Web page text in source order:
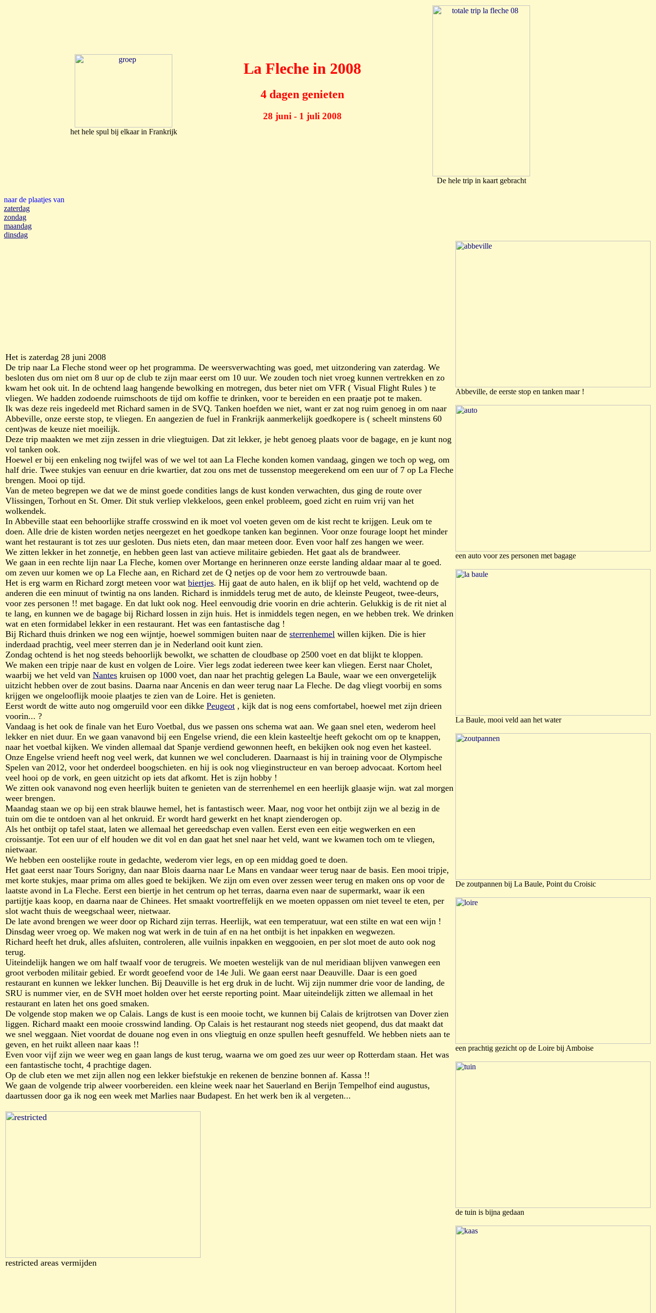
het hele spul bij elkaar in Frankrijk
La Fleche in 2008
4 dagen genieten
28 juni - 1 juli 2008
De hele trip in kaart gebracht
naar de plaatjes van
zaterdag
zondag
maandag
dinsdag
Het is zaterdag 28 juni 2008
De trip naar La Fleche stond weer op het programma. De weersverwachting was goed, met uitzondering van zaterdag. We
besloten dus om niet om 8 uur op de club te zijn maar eerst om 10 uur. We zouden toch niet vroeg kunnen vertrekken en zo
kwam het ook uit. In de ochtend laag hangende bewolking en motregen, dus beter niet om VFR ( Visual Flight Rules ) te
vliegen. We hadden zodoende ruimschoots de tijd om koffie te drinken, voor te bereiden en een praatje pot te maken.
Ik was deze reis ingedeeld met Richard samen in de SVQ. Tanken hoefden we niet, want er zat nog ruim genoeg in om naar
Abbeville, onze eerste stop, te vliegen. En aangezien de fuel in Frankrijk aanmerkelijk goedkopere is ( scheelt minstens 60
cent)was de keuze niet moeilijk.
Deze trip maakten we met zijn zessen in drie vliegtuigen. Dat zit lekker, je hebt genoeg plaats voor de bagage, en je kunt nog
vol tanken ook.
Hoewel er bij een enkeling nog twijfel was of we wel tot aan La Fleche konden komen vandaag, gingen we toch op weg, om
half drie. Twee stukjes van eenuur en drie kwartier, dat zou ons met de tussenstop meegerekend om een uur of 7 op La Fleche
brengen. Mooi op tijd.
Van de meteo begrepen we dat we de minst goede condities langs de kust konden verwachten, dus ging de route over
Vlissingen, Torhout en St. Omer. Dit stuk verliep vlekkeloos, geen enkel probleem, goed zicht en ruim vrij van het
wolkendek.
In Abbeville staat een behoorlijke straffe crosswind en ik moet vol voeten geven om de kist recht te krijgen. Leuk om te
doen. Alle drie de kisten worden netjes neergezet en het goedkope tanken kan beginnen. Voor onze fourage loopt het minder
want het restaurant is tot zes uur gesloten. Dus niets eten, dan maar meteen door. Even voor half zes hangen we weer.
We zitten lekker in het zonnetje, en hebben geen last van actieve militaire gebieden. Het gaat als de brandweer.
We gaan in een rechte lijn naar La Fleche, komen over Mortange en herinneren onze eerste landing aldaar maar al te goed.
om zeven uur komen we op La Fleche aan, en Richard zet de Q netjes op de voor hem zo vertrouwde baan.
Het is erg warm en Richard zorgt meteen voor wat biertjes. Hij gaat de auto halen, en ik blijf op het veld, wachtend op de
anderen die een minuut of twintig na ons landen. Richard is inmiddels terug met de auto, de kleinste Peugeot, twee-deurs,
voor zes personen !! met bagage. En dat lukt ook nog. Heel eenvoudig drie voorin en drie achterin. Gelukkig is de rit niet al
te lang, en kunnen we de bagage bij Richard lossen in zijn huis. Het is inmiddels tegen negen, en we hebben trek. We drinken
wat en eten formidabel lekker in een restaurant. Het was een fantastische dag !
Bij Richard thuis drinken we nog een wijntje, hoewel sommigen buiten naar de sterrenhemel willen kijken. Die is hier
inderdaad prachtig, veel meer sterren dan je in Nederland ooit kunt zien.
Zondag ochtend is het nog steeds behoorlijk bewolkt, we schatten de cloudbase op 2500 voet en dat blijkt te kloppen.
We maken een tripje naar de kust en volgen de Loire. Vier legs zodat iedereen twee keer kan vliegen. Eerst naar Cholet,
waarbij we het veld van Nantes kruisen op 1000 voet, dan naar het prachtig gelegen La Baule, waar we een onvergetelijk
uitzicht hebben over de zout basins. Daarna naar Ancenis en dan weer terug naar La Fleche. De dag vliegt voorbij en soms
krijgen we ongelooflijk mooie plaatjes te zien van de Loire. Het is genieten.
Eerst wordt de witte auto nog omgeruild voor een dikke Peugeot , kijk dat is nog eens comfortabel, hoewel met zijn drieen
voorin... ?
Vandaag is het ook de finale van het Euro Voetbal, dus we passen ons schema wat aan. We gaan snel eten, wederom heel
lekker en niet duur. En we gaan vanavond bij een Engelse vriend, die een klein kasteeltje heeft gekocht om op te knappen,
naar het voetbal kijken. We vinden allemaal dat Spanje verdiend gewonnen heeft, en bekijken ook nog even het kasteel.
Onze Engelse vriend heeft nog veel werk, dat kunnen we wel concluderen. Daarnaast is hij in training voor de Olympische
Spelen van 2012, voor het onderdeel boogschieten. en hij is ook nog vlieginstructeur en van beroep advocaat. Kortom heel
veel hooi op de vork, en geen uitzicht op iets dat afkomt. Het is zijn hobby !
We zitten ook vanavond nog even heerlijk buiten te genieten van de sterrenhemel en een heerlijk glaasje wijn. wat zal morgen
weer brengen.
Maandag staan we op bij een strak blauwe hemel, het is fantastisch weer. Maar, nog voor het ontbijt zijn we al bezig in de
tuin om die te ontdoen van al het onkruid. Er wordt hard gewerkt en het knapt zienderogen op.
Als het ontbijt op tafel staat, laten we allemaal het gereedschap even vallen. Eerst even een eitje wegwerken en een
croissantje. Tot een uur of elf houden we dit vol en dan gaat het snel naar het veld, want we kwamen toch om te vliegen,
nietwaar.
We hebben een oostelijke route in gedachte, wederom vier legs, en op een middag goed te doen.
Het gaat eerst naar Tours Sorigny, dan naar Blois daarna naar Le Mans en vandaar weer terug naar de basis. Een mooi tripje,
met korte stukjes, maar prima om alles goed te bekijken. We zijn om even over zessen weer terug en maken ons op voor de
laatste avond in La Fleche. Eerst een biertje in het centrum op het terras, daarna even naar de supermarkt, waar ik een
partijtje kaas koop, en daarna naar de Chinees. Het smaakt voortreffelijk en we moeten oppassen om niet teveel te eten, per
slot wacht thuis de weegschaal weer, nietwaar.
De late avond brengen we weer door op Richard zijn terras. Heerlijk, wat een temperatuur, wat een stilte en wat een wijn !
Dinsdag weer vroeg op. We maken nog wat werk in de tuin af en na het ontbijt is het inpakken en wegwezen.
Richard heeft het druk, alles afsluiten, controleren, alle vuilnis inpakken en weggooien, en per slot moet de auto ook nog
terug.
Uiteindelijk hangen we om half twaalf voor de terugreis. We moeten westelijk van de nul meridiaan blijven vanwegen een
groot verboden militair gebied. Er wordt geoefend voor de 14e Juli. We gaan eerst naar Deauville. Daar is een goed
restaurant en kunnen we lekker lunchen. Bij Deauville is het erg druk in de lucht. Wij zijn nummer drie voor de landing, de
SRU is nummer vier, en de SVH moet holden over het eerste reporting point. Maar uiteindelijk zitten we allemaal in het
restaurant en laten het ons goed smaken.
De volgende stop maken we op Calais. Langs de kust is een mooie tocht, we kunnen bij Calais de krijtrotsen van Dover zien
liggen. Richard maakt een mooie crosswind landing. Op Calais is het restaurant nog steeds niet geopend, dus dat maakt dat
we snel weggaan. Niet voordat de douane nog even in ons vliegtuig en onze spullen heeft gesnuffeld. We hebben niets aan te
geven, en het ruikt alleen naar kaas !!
Even voor vijf zijn we weer weg en gaan langs de kust terug, waarna we om goed zes uur weer op Rotterdam staan. Het was
een fantastische tocht, 4 prachtige dagen.
Op de club eten we met zijn allen nog een lekker biefstukje en rekenen de benzine bonnen af. Kassa !!
We gaan de volgende trip alweer voorbereiden. een kleine week naar het Sauerland en Berijn Tempelhof eind augustus,
daartussen door ga ik nog een week met Marlies naar Budapest. En het werk ben ik al vergeten...
restricted areas vermijden
Abbeville, de eerste stop en tanken maar !
een auto voor zes personen met bagage
La Baule, mooi veld aan het water
De zoutpannen bij La Baule, Point du Croisic
een prachtig gezicht op de Loire bij Amboise
de tuin is bijna gedaan